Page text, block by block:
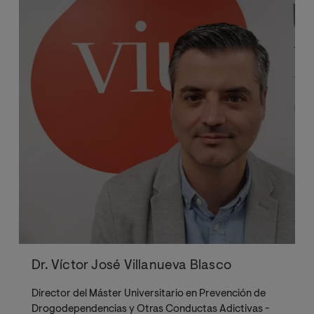
encias: ámbito
Prevención en
drogodepend
comunicación
, ámbito
Prevención en
Dr. Víctor José Villanueva Blasco
Director del Máster Universitario en Prevención de
Drogodependencias y Otras Conductas Adictivas -